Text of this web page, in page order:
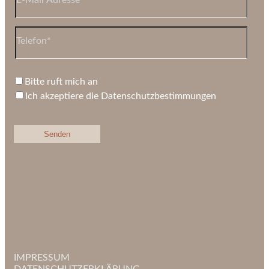
Bitte ruft mich an
Ich akzeptiere die Datenschutzbestimmungen
IMPRESSUM